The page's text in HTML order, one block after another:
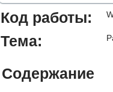
Код работы:
Тема:
Содержание